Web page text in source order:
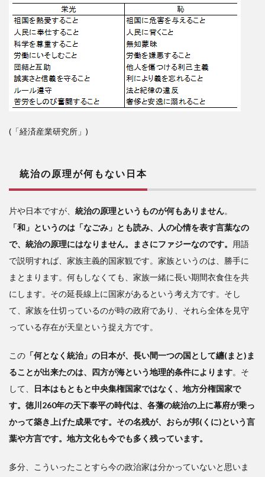
(「経済産業研究所」)
統治の原理が何もない日本
片や日本ですが、 統治の原理というものが何もありません。
「和」というのは「なごみ」とも読み、人の心情を表す言葉なの
で、統治の原理にはなりません。まさにファジーなのです。
用語
で説明すれば、家族主義的国家観です。家族というのは、勝手に
まとまります。何もしなくても、家族一緒に長い期間衣食住を共
にします。その延長線上に国家があるという考え方です。そし
て、家族を仕切っているのが時の政府であり、それら全体を見守
っている存在が天皇という捉え方です。
この 「何となく統治」の日本が、長い間一つの国として纏(まと)ま
ることが出来たのは、四方が海という地理的条件によります。そ
して、
日本はもともと中央集権国家ではなく、地方分権国家で
す。徳川260年の天下泰平の時代は、各藩の統治の上に幕府が乗っ
かって築き上げた成果です。その名残が、おらが邦(くに)という言
葉や方言です。地方文化も今でも多く残っています。
多分、こういったことすら今の政治家は分かっていないと思いま